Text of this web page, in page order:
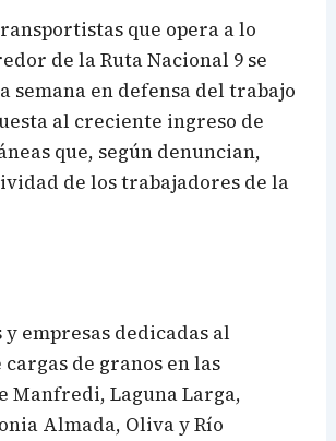
que opera a lo
de la Ruta Nacional 9 se
semana en defensa del trabajo
al creciente ingreso de
que, según denuncian,
de los trabajadores de la
empresas dedicadas al
de granos en las
Manfredi, Laguna Larga,
Almada, Oliva y Río